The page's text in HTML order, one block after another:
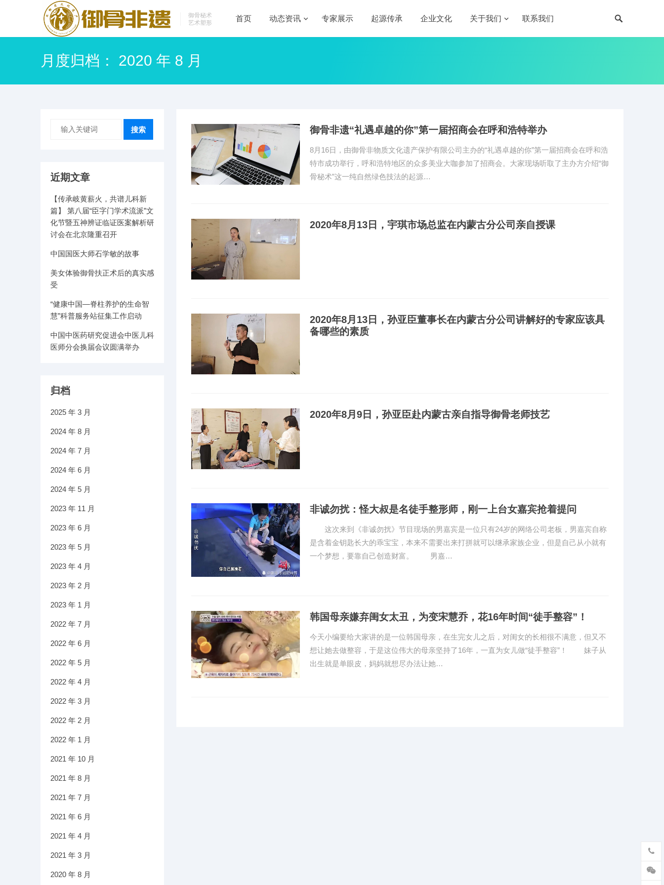
御骨秘术
艺术塑形
首页 动态资讯 专家展示 起源传承 企业文化 关于我们 联系我们
月度归档： 2020 年 8 月
御骨非遗“礼遇卓越的你”第一届招商会在呼和浩特举办
8月16日，由御骨非物质文化遗产保护有限公司主办的“礼遇卓越的你”第一届招商会在呼和浩
特市成功举行，呼和浩特地区的众多美业大咖参加了招商会。大家现场听取了主办方介绍“御
骨秘术”这一纯自然绿色技法的起源…
2020年8月13日，宇琪市场总监在内蒙古分公司亲自授课
2020年8月13日，孙亚臣董事长在内蒙古分公司讲解好的专家应该具
备哪些的素质
2020年8月9日，孙亚臣赴内蒙古亲自指导御骨老师技艺
非诚勿扰：怪大叔是名徒手整形师，刚一上台女嘉宾抢着提问
这次来到《非诚勿扰》节目现场的男嘉宾是一位只有24岁的网络公司老板，男嘉宾自称
是含着金钥匙长大的乖宝宝，本来不需要出来打拼就可以继承家族企业，但是自己从小就有
一个梦想，要靠自己创造财富。 男嘉…
韩国母亲嫌弃闺女太丑，为变宋慧乔，花16年时间“徒手整容”！
今天小编要给大家讲的是一位韩国母亲，在生完女儿之后，对闺女的长相很不满意，但又不
想让她去做整容，于是这位伟大的母亲坚持了16年，一直为女儿做“徒手整容”！ 妹子从
出生就是单眼皮，妈妈就想尽办法让她…
搜索
近期文章
【传承岐黄薪火，共谱儿科新
篇】 第八届“臣字门学术流派”文
化节暨五神辨证临证医案解析研
讨会在北京隆重召开
中国国医大师石学敏的故事
美女体验御骨扶正术后的真实感
受
“健康中国—脊柱养护的生命智
慧”科普服务站征集工作启动
中国中医药研究促进会中医儿科
医师分会换届会议圆满举办
归档
2025 年 3 月
2024 年 8 月
2024 年 7 月
2024 年 6 月
2024 年 5 月
2023 年 11 月
2023 年 6 月
2023 年 5 月
2023 年 4 月
2023 年 2 月
2023 年 1 月
2022 年 7 月
2022 年 6 月
2022 年 5 月
2022 年 4 月
2022 年 3 月
2022 年 2 月
2022 年 1 月
2021 年 10 月
2021 年 8 月
2021 年 7 月
2021 年 6 月
2021 年 4 月
2021 年 3 月
2020 年 8 月